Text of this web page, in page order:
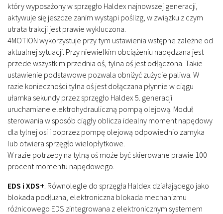
który wyposażony w sprzęgło Haldex najnowszej generacji,
aktywuje się jeszcze zanim wystąpi poślizg, w związku z czym
utrata trakcji jest prawie wykluczona.
4MOTION wykorzystuje przy tym ustawienia wstępne zależne od
aktualnej sytuacji. Przy niewielkim obciążeniu napędzana jest
przede wszystkim przednia oś, tylna oś jest odłączona. Takie
ustawienie podstawowe pozwala obniżyć zużycie paliwa. W
razie konieczności tylna oś jest dołączana płynnie w ciągu
ułamka sekundy przez sprzęgło Haldex 5. generacji
uruchamiane elektrohydrauliczną pompą olejową. Moduł
sterowania w sposób ciągły oblicza idealny moment napędowy
dla tylnej osi i poprzez pompę olejową odpowiednio zamyka
lub otwiera sprzęgło wielopłytkowe.
W razie potrzeby na tylną oś może być skierowane prawie 100
procent momentu napędowego.
EDS i XDS+ Równolegle do sprzęgła Haldex działającego jako
blokada podłużna, elektroniczna blokada mechanizmu
różnicowego EDS zintegrowana z elektronicznym systemem